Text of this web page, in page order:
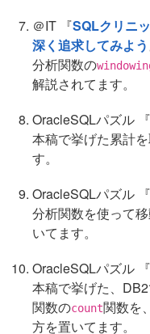
＠IT 『SQLクリニ
深く追求してみよう
分析関数の
解説されてます。
OracleSQLパズル 『
本稿で挙げた累計
す。
OracleSQLパズル 『
分析関数を使って
いてます。
OracleSQLパズル 『
本稿で挙げた、
関数のcount関数を
方を置いてます。